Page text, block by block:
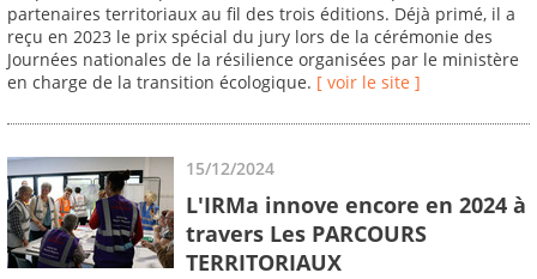
partenaires territoriaux au fil des trois éditions. Déjà primé, il a
reçu en 2023 le prix spécial du jury lors de la cérémonie des
Journées nationales de la résilience organisées par le ministère
en charge de la transition écologique. [ voir le site ]
15/12/2024
L'IRMa innove encore en 2024 à
travers Les PARCOURS
TERRITORIAUX